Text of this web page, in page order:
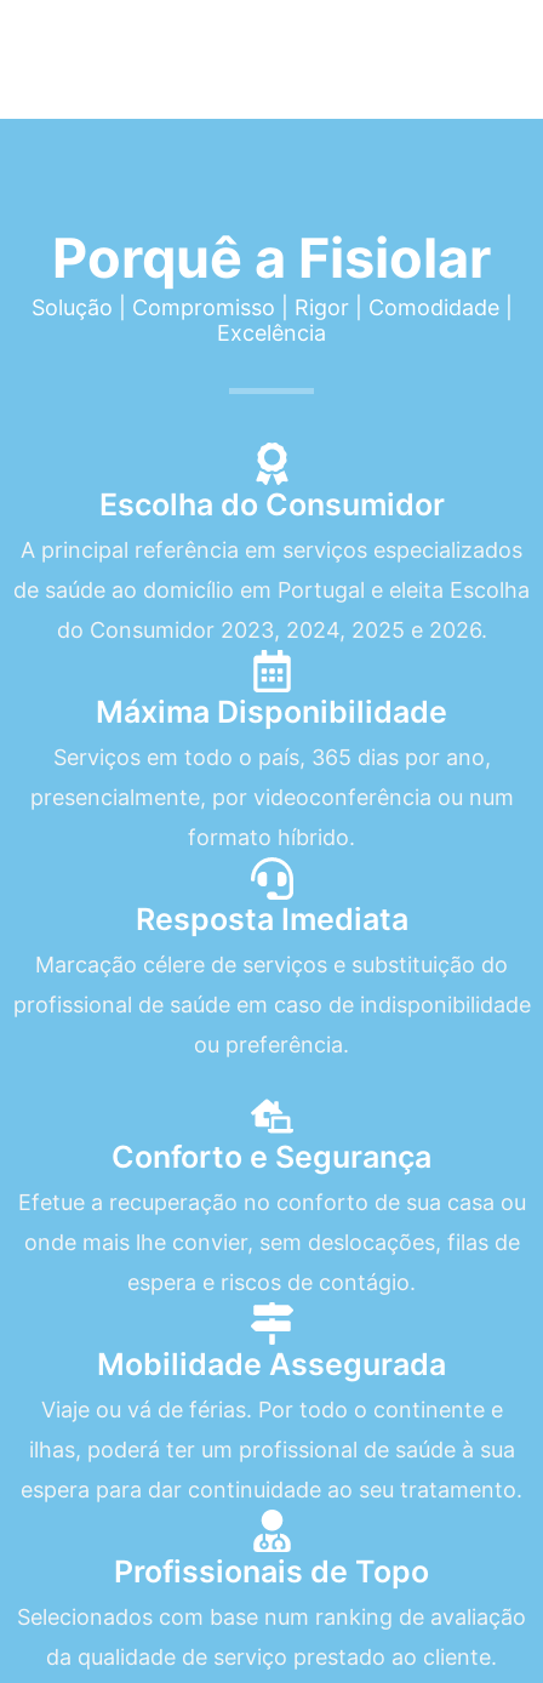
Porquê a Fisiolar
Solução | Compromisso | Rigor | Comodidade |
Excelência
Escolha do Consumidor
A principal referência em serviços especializados
de saúde ao domicílio em Portugal e eleita Escolha
do Consumidor 2023, 2024, 2025 e 2026.
Máxima Disponibilidade
Serviços em todo o país, 365 dias por ano,
presencialmente, por videoconferência ou num
formato híbrido.
Resposta Imediata
Marcação célere de serviços e substituição do
profissional de saúde em caso de indisponibilidade
ou preferência.
Conforto e Segurança
Efetue a recuperação no conforto de sua casa ou
onde mais lhe convier, sem deslocações, filas de
espera e riscos de contágio.
Mobilidade Assegurada
Viaje ou vá de férias. Por todo o continente e
ilhas, poderá ter um profissional de saúde à sua
espera para dar continuidade ao seu tratamento.
Profissionais de Topo
Selecionados com base num ranking de avaliação
da qualidade de serviço prestado ao cliente.